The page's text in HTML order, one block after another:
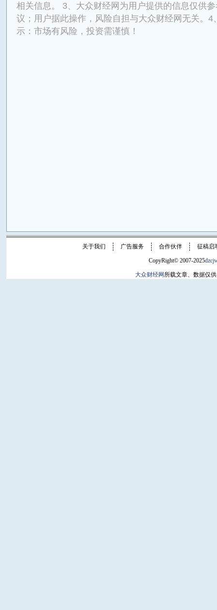
相关信息。 3、大众财经网为用户提供的信息仅供
议；用户据此操作，风险自担与大众财经网无关。4
示：市场有风险，投资需谨慎！
关于我们 广告服务 合作伙伴 征稿启
CopyRight© 2007-2025
大众财经网 所载文章、数据仅